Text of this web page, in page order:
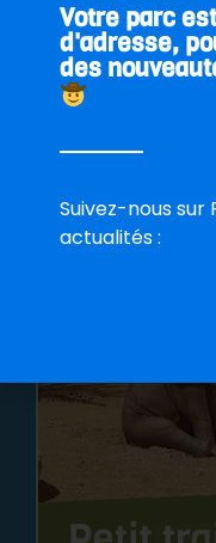
Votre parc
d'adresse,
des
Suivez-nous
actualités :